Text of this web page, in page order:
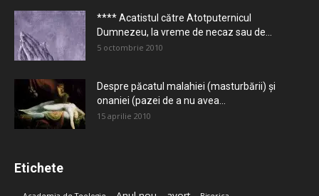
**** Acatistul către Atotputernicul
Dumnezeu, la vreme de necaz sau de...
5 octombrie 2010
Despre păcatul malahiei (masturbării) şi
onaniei (pazei de a nu avea...
15 aprilie 2010
Etichete